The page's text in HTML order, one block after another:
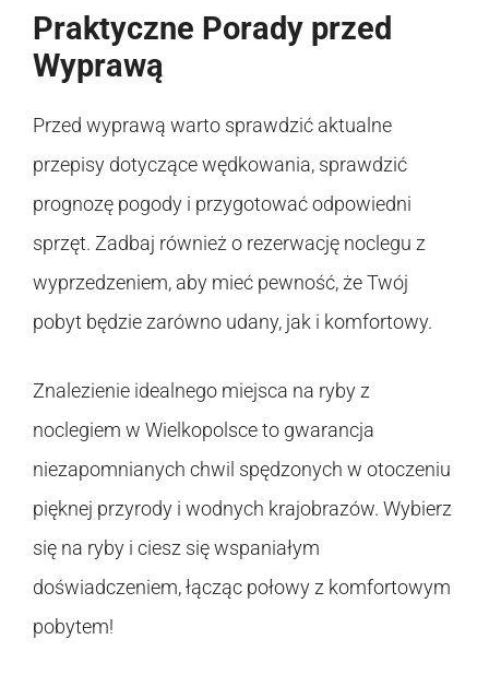
Praktyczne Porady przed
Wyprawą
Przed wyprawą warto sprawdzić aktualne
przepisy dotyczące wędkowania, sprawdzić
prognozę pogody i przygotować odpowiedni
sprzęt. Zadbaj również o rezerwację noclegu z
wyprzedzeniem, aby mieć pewność, że Twój
pobyt będzie zarówno udany, jak i komfortowy.
Znalezienie idealnego miejsca na ryby z
noclegiem w Wielkopolsce to gwarancja
niezapomnianych chwil spędzonych w otoczeniu
pięknej przyrody i wodnych krajobrazów. Wybierz
się na ryby i ciesz się wspaniałym
doświadczeniem, łącząc połowy z komfortowym
pobytem!